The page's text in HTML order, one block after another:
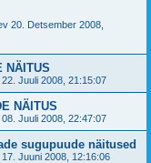
20. Detsember 2008,
NÄITUS
Juuli 2008, 21:15:07
NÄITUS
Juuli 2008, 22:47:07
sugupuude näitused
Juuni 2008, 12:16:06